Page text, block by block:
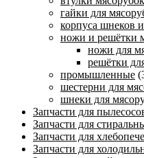
гайки для
корпуса шнеков
ножи и решётки
ножи для
решётки
промышленные
шестерни для
шнеки для
Запчасти для
Запчасти для
Запчасти для
Запчасти для